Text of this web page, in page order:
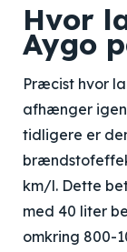
Hvor
Aygo
Præcist hvor
afhænger
tidligere er
km/l. Dette
med 40 liter
omkring 800-